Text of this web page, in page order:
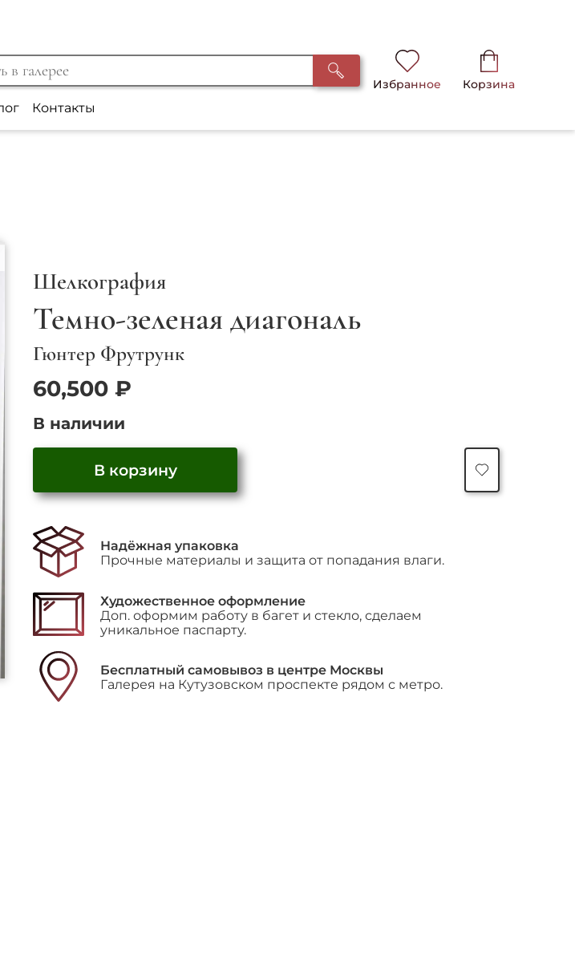
Избранное Корзина
Контакты
Шелкография
Темно-зеленая диагональ
Гюнтер Фрутрунк
60,500₽
В наличии
В корзину
Надёжная упаковка
Прочные материалы и защита от попадания влаги.
Художественное оформление
Доп. оформим работу в багет и стекло, сделаем
уникальное паспарту.
Бесплатный самовывоз в центре Москвы
Галерея на Кутузовском проспекте рядом с метро.